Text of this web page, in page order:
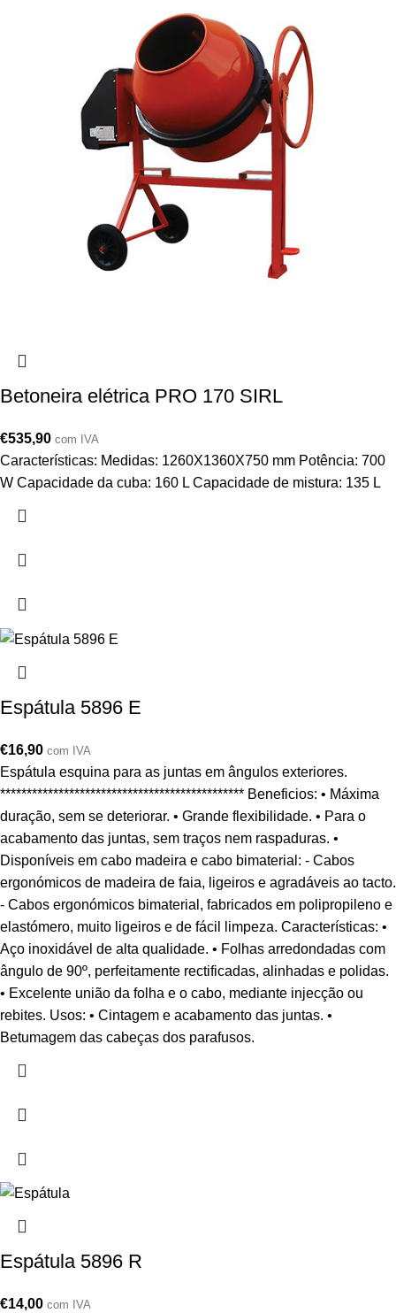
Betoneira elétrica PRO 170 SIRL
€535,90 com IVA
Características: Medidas: 1260X1360X750 mm Potência: 700
W Capacidade da cuba: 160 L Capacidade de mistura: 135 L
Espátula 5896 E
€16,90 com IVA
Espátula esquina para as juntas em ângulos exteriores.
********************************************** Beneficios: • Máxima
duração, sem se deteriorar. • Grande flexibilidade. • Para o
acabamento das juntas, sem traços nem raspaduras. •
Disponíveis em cabo madeira e cabo bimaterial: - Cabos
ergonómicos de madeira de faia, ligeiros e agradáveis ao tacto.
- Cabos ergonómicos bimaterial, fabricados em polipropileno e
elastómero, muito ligeiros e de fácil limpeza. Características: •
Aço inoxidável de alta qualidade. • Folhas arredondadas com
ângulo de 90º, perfeitamente rectificadas, alinhadas e polidas.
• Excelente união da folha e o cabo, mediante injecção ou
rebites. Usos: • Cintagem e acabamento das juntas. •
Betumagem das cabeças dos parafusos.
Espátula 5896 R
€14,00 com IVA